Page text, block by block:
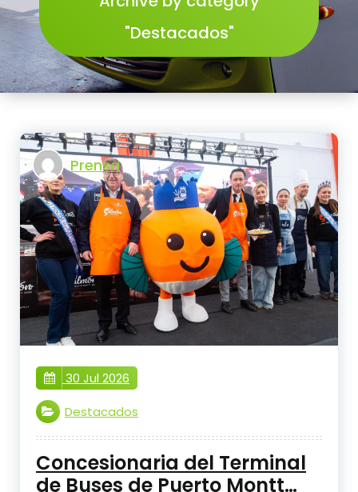
"Destacados"
Prensa
30 Jul 2026
Destacados
Concesionaria del Terminal
de Buses de Puerto Montt